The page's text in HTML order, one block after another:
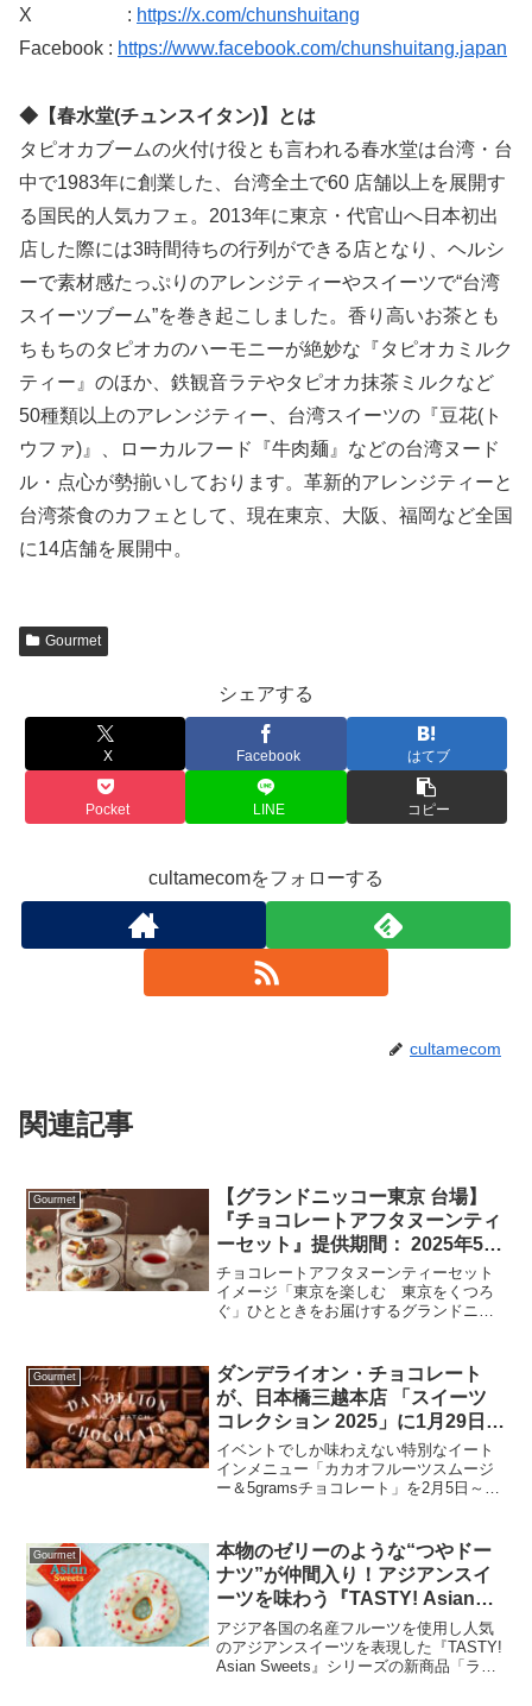
X : https://x.com/chunshuitang
Facebook : https://www.facebook.com/chunshuitang.japan
◆【春水堂(チュンスイタン)】とは
タピオカブームの火付け役とも言われる春水堂は台湾・台
中で1983年に創業した、台湾全土で60 店舗以上を展開す
る国民的人気カフェ。2013年に東京・代官山へ日本初出
店した際には3時間待ちの行列ができる店となり、ヘルシ
ーで素材感たっぷりのアレンジティーやスイーツで“台湾
スイーツブーム”を巻き起こしました。香り高いお茶とも
ちもちのタピオカのハーモニーが絶妙な『タピオカミルク
ティー』のほか、鉄観音ラテやタピオカ抹茶ミルクなど
50種類以上のアレンジティー、台湾スイーツの『豆花(ト
ウファ)』、ローカルフード『牛肉麺』などの台湾ヌード
ル・点心が勢揃いしております。革新的アレンジティーと
台湾茶食のカフェとして、現在東京、大阪、福岡など全国
に14店舗を展開中。
Gourmet
シェアする
X Facebook はてブ
Pocket LINE コピー
cultamecomをフォローする
cultamecom
関連記事
Gourmet
【グランドニッコー東京 台場】
『チョコレートアフタヌーンティ
ーセット』提供期間： 2025年5月
1日（木）～6月30日（月）
チョコレートアフタヌーンティーセット
イメージ「東京を楽しむ 東京をくつろ
ぐ」ひとときをお届けするグランドニッ
Cafe」にて、多様なカカオ濃度を堪能す
る『チ...
Gourmet
ダンデライオン・チョコレート
が、日本橋三越本店 「スイーツ
コレクション 2025」に1月29日よ
り出店
イベントでしか味わえない特別なイート
インメニュー「カカオフルーツスムージ
ー＆5gramsチョコレート」を2月5日～2
（本社：東京都台東区、代表：堀淵清
治）は、2016年の...
Gourmet
本物のゼリーのような“つやドー
ナツ”が仲間入り！アジアンスイ
ーツを味わう『TASTY! Asian
Sweets』夏らしいブルーが涼や
かな新フレーバー「ライチ ゼリ
ー」8月13日（水）より期間限定
アジア各国の名産フルーツを使用し人気
のアジアンスイーツを表現した『TASTY!
Asian Sweets』シリーズの新商品「ライ